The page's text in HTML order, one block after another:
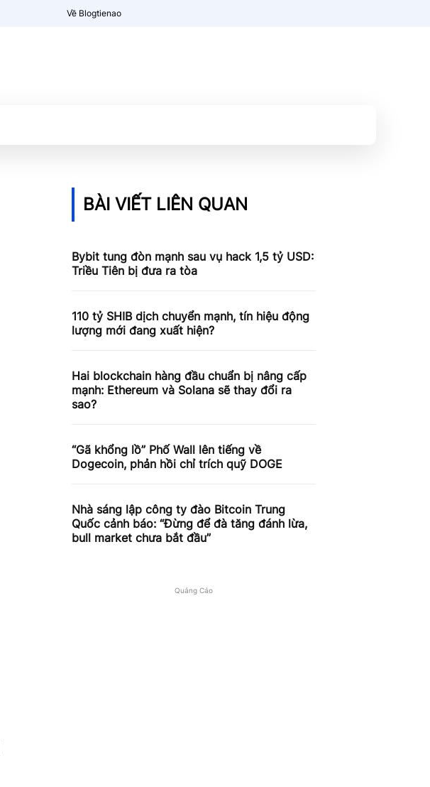
Về Blogtienao
BÀI VIẾT LIÊN QUAN
Bybit tung đòn mạnh sau vụ hack 1,5 tỷ USD:
Triều Tiên bị đưa ra tòa
110 tỷ SHIB dịch chuyển mạnh, tín hiệu động
lượng mới đang xuất hiện?
Hai blockchain hàng đầu chuẩn bị nâng cấp
mạnh: Ethereum và Solana sẽ thay đổi ra
sao?
“Gã khổng lồ” Phố Wall lên tiếng về
Dogecoin, phản hồi chỉ trích quỹ DOGE
Nhà sáng lập công ty đào Bitcoin Trung
Quốc cảnh báo: “Đừng để đà tăng đánh lừa,
bull market chưa bắt đầu”
Quảng Cáo